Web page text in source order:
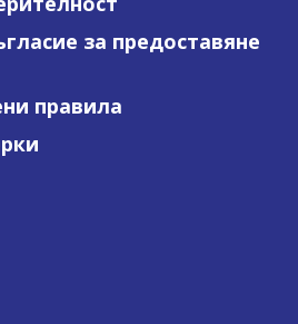
за предоставяне
правила